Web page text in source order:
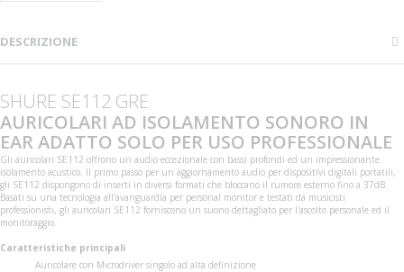
DESCRIZIONE
SHURE SE112 GRE
AURICOLARI AD ISOLAMENTO SONORO IN
EAR ADATTO SOLO PER USO PROFESSIONALE
Gli auricolari SE112 offrono un audio eccezionale con bassi profondi ed un impressionante
isolamento acustico. Il primo passo per un aggiornamento audio per dispositivi digitali portatili,
gli SE112 dispongono di inserti in diversi formati che bloccano il rumore esterno fino a 37dB.
Basati su una tecnologia all'avanguardia per personal monitor e testati da musicisti
professionisti, gli auricolari SE112 forniscono un suono dettagliato per l'ascolto personale ed il
monitoraggio.
Caratteristiche principali
Auricolare con Microdriver singolo ad alta definizione